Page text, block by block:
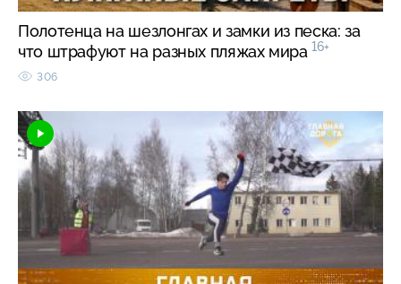
Полотенца на шезлонгах и замки из песка: за
что штрафуют на разных пляжах мира 16+
306